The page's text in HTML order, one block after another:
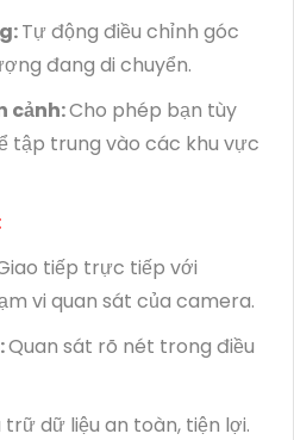
Tự động điều chỉnh góc
đang di chuyển.
cảnh:Cho phép bạn tùy
tập trung vào các khu vực
tiếp trực tiếp với
vi quan sát của camera.
Quan sát rõ nét trong điều
trữ dữ liệu an toàn, tiện lợi.